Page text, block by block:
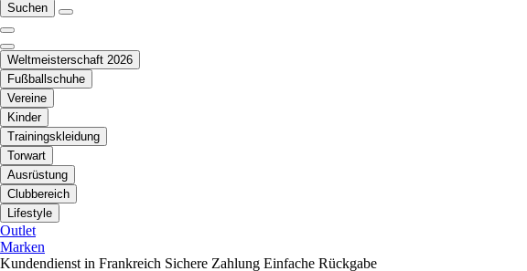
Suchen
Weltmeisterschaft 2026
Fußballschuhe
Vereine
Kinder
Trainingskleidung
Torwart
Ausrüstung
Clubbereich
Lifestyle
Outlet
Marken
Kundendienst in Frankreich Sichere Zahlung Einfache Rückgabe